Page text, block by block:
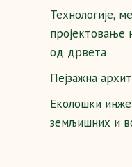
Технологије,
пројектовање
од дрвета
Пејзажна
Еколошки
земљишних и